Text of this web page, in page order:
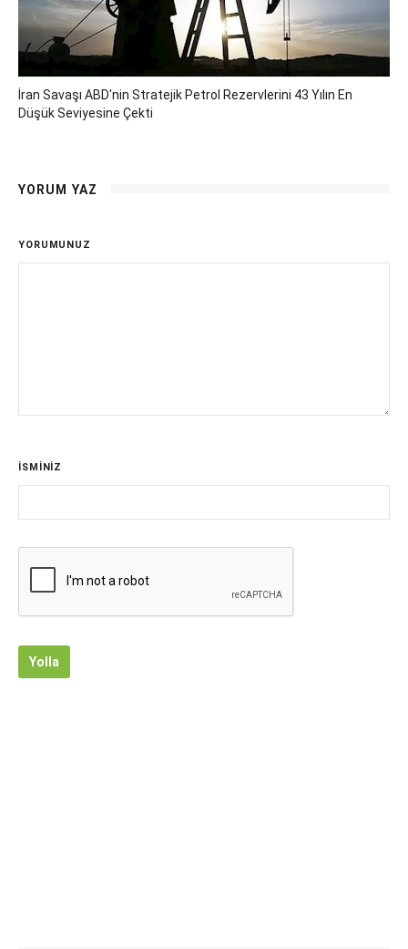
İran Savaşı ABD'nin Stratejik Petrol Rezervlerini 43 Yılın En
Düşük Seviyesine Çekti
YORUM YAZ
YORUMUNUZ
İSMİNİZ
Yolla